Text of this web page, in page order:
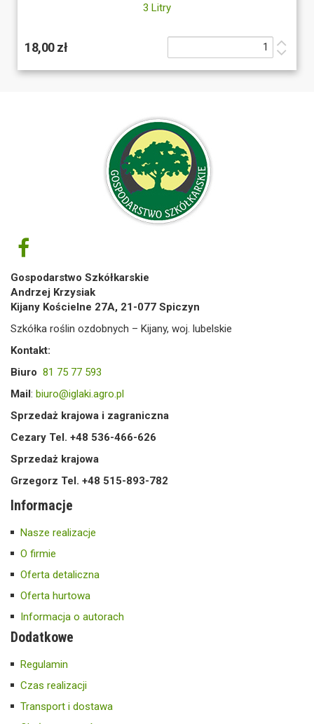
3 Litry
18,00 zł
Gospodarstwo Szkółkarskie
Andrzej Krzysiak
Kijany Kościelne 27A, 21-077 Spiczyn
Szkółka roślin ozdobnych – Kijany, woj. lubelskie
Kontakt:
Biuro 81 75 77 593
Mail: biuro@iglaki.agro.pl
Sprzedaż krajowa i zagraniczna
Cezary Tel. +48 536-466-626
Sprzedaż krajowa
Grzegorz Tel. +48 515-893-782
Informacje
Nasze realizacje
O firmie
Oferta detaliczna
Oferta hurtowa
Informacja o autorach
Dodatkowe
Regulamin
Czas realizacji
Transport i dostawa